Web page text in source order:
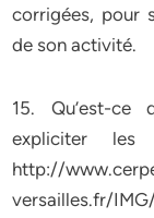
corrigées, pour
de son activité.
15. Qu’est-ce
expliciter
http://
versailles.fr/